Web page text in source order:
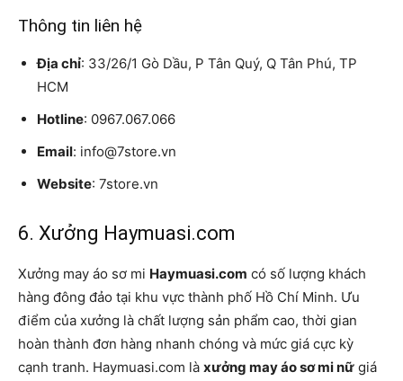
Thông tin liên hệ
Địa chỉ: 33/26/1 Gò Dầu, P Tân Quý, Q Tân Phú, TP
HCM
Hotline: 0967.067.066
Email: info@7store.vn
Website: 7store.vn
6. Xưởng Haymuasi.com
Xưởng may áo sơ mi Haymuasi.com có số lượng khách
hàng đông đảo tại khu vực thành phố Hồ Chí Minh. Ưu
điểm của xưởng là chất lượng sản phẩm cao, thời gian
hoàn thành đơn hàng nhanh chóng và mức giá cực kỳ
cạnh tranh. Haymuasi.com là xưởng may áo sơ mi nữ giá